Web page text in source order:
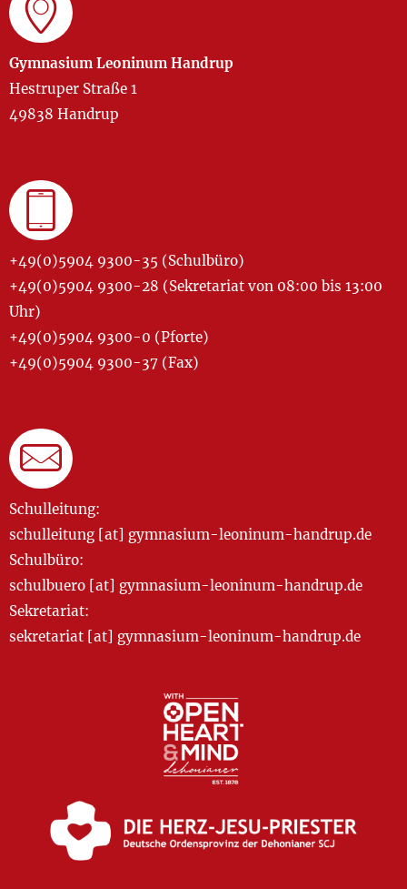
Gymnasium Leoninum Handrup
Hestruper Straße 1
49838 Handrup
+49(0)5904 9300-35 (Schulbüro)
+49(0)5904 9300-28 (Sekretariat von 08:00 bis 13:00
Uhr)
+49(0)5904 9300-0 (Pforte)
+49(0)5904 9300-37 (Fax)
Schulleitung:
schulleitung [at] gymnasium-leoninum-handrup.de
Schulbüro:
schulbuero [at] gymnasium-leoninum-handrup.de
Sekretariat:
sekretariat [at] gymnasium-leoninum-handrup.de